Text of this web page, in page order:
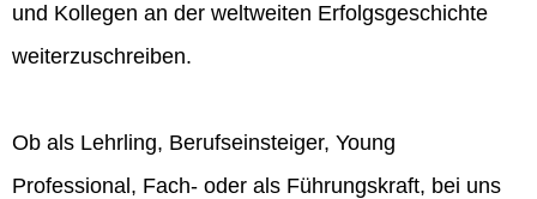
und Kollegen an der weltweiten Erfolgsgeschichte
weiterzuschreiben.
Ob als Lehrling, Berufseinsteiger, Young
Professional, Fach- oder als Führungskraft, bei uns